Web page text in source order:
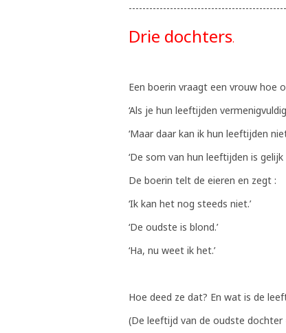
Drie dochters.
Een boerin vraagt een vrouw hoe
‘Als je hun leeftijden
‘Maar daar kan ik hun leeftijden
‘De som van hun leeftijden is
De boerin telt de eieren en zegt :
‘Ik kan het nog steeds niet.’
‘De oudste is blond.’
‘Ha, nu weet ik het.’
Hoe deed ze dat? En wat is de
(De leeftijd van de oudste dochter